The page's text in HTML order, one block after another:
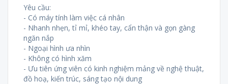
Yêu cầu:
- Có máy tính làm việc cá nhân
- Nhanh nhẹn, tỉ mỉ, khéo tay, cẩn thận và gọn gàng
ngăn nắp
- Ngoại hình ưa nhìn
- Không có hình xăm
- Ưu tiên ứng viên có kinh nghiệm mảng về nghệ thuật,
đồ hoạ, kiến trúc, sáng tạo nội dung